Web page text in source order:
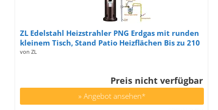
ZL Edelstahl Heizstrahler PNG Erdgas mit runden
kleinem Tisch, Stand Patio Heizflächen Bis zu 210
Sq.Ft, Garten Hohe Außen Heizung Stehen
von ZL
Preis nicht verfügbar
» Angebot ansehen*